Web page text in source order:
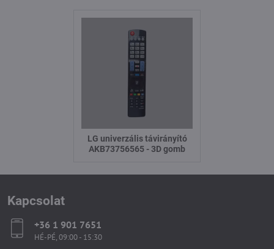
LG univerzális távirányító
AKB73756565 - 3D gomb
Kapcsolat
+36 1 901 7651
HÉ-PÉ, 09:00 - 15:30